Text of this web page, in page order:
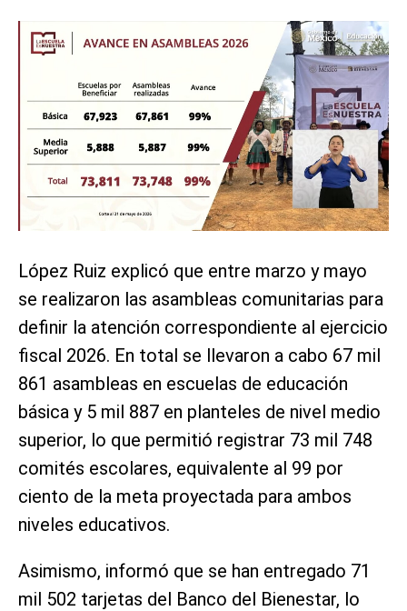
López Ruiz explicó que entre marzo y mayo
se realizaron las asambleas comunitarias para
definir la atención correspondiente al ejercicio
fiscal 2026. En total se llevaron a cabo 67 mil
861 asambleas en escuelas de educación
básica y 5 mil 887 en planteles de nivel medio
superior, lo que permitió registrar 73 mil 748
comités escolares, equivalente al 99 por
ciento de la meta proyectada para ambos
niveles educativos.
Asimismo, informó que se han entregado 71
mil 502 tarjetas del Banco del Bienestar, lo